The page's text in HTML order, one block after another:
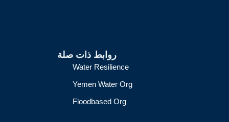
روابط ذات صلة
Water Resilience
Yemen Water Org
Floodbased Org